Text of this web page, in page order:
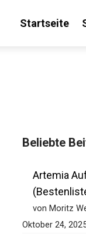
Startseite
Beliebte
Artemia
von Moritz
Oktober 24,